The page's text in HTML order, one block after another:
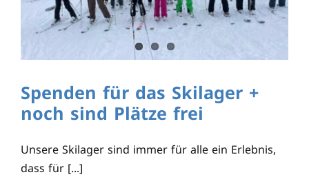
Spenden für das Skilager +
noch sind Plätze frei
Unsere Skilager sind immer für alle ein Erlebnis,
dass für [...]